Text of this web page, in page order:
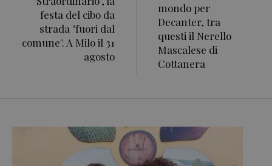
festa del cibo da
strada "fuori dal
comune". A Milo il 31
agosto
mondo per
Decanter, tra
questi il Nerello
Mascalese di
Cottanera